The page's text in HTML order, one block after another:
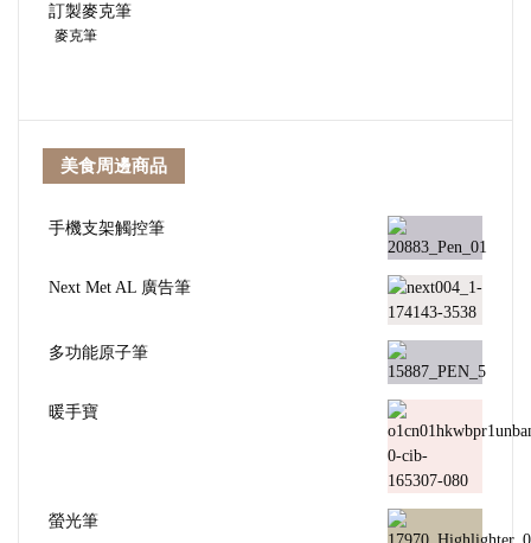
訂製麥克筆
麥克筆
美食周邊商品
手機支架觸控筆
Next Met AL 廣告筆
多功能原子筆
暖手寶
螢光筆